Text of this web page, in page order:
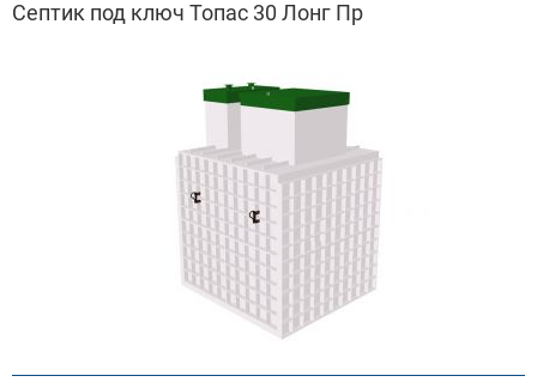
Септик под ключ Топас 30 Лонг Пр